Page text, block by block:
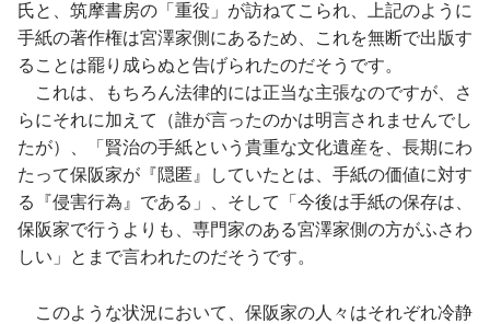
氏と、筑摩書房の「重役」が訪ねてこられ、上記のように
手紙の著作権は宮澤家側にあるため、これを無断で出版す
ることは罷り成らぬと告げられたのだそうです。
これは、もちろん法律的には正当な主張なのですが、さ
らにそれに加えて（誰が言ったのかは明言されませんでし
たが）、「賢治の手紙という貴重な文化遺産を、長期にわ
たって保阪家が『隠匿』していたとは、手紙の価値に対す
る『侵害行為』である」、そして「今後は手紙の保存は、
保阪家で行うよりも、専門家のある宮澤家側の方がふさわ
しい」とまで言われたのだそうです。
このような状況において、保阪家の人々はそれぞれ冷静